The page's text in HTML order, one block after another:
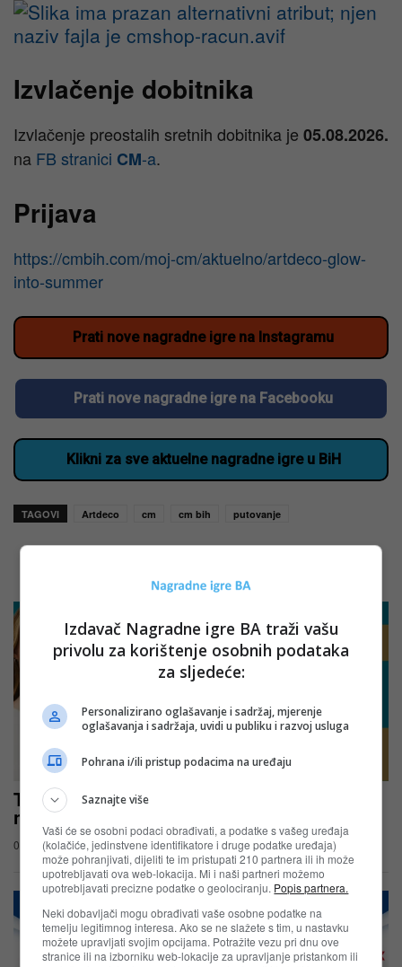
Izvlačenje dobitnika
Izvlačenje preostalih sretnih dobitnika je 05.08.2026.
na FB stranici CM-a.
Prijava
https://cmbih.com/moj-cm/aktuelno/artdeco-glow-
into-summer
Prati nove nagradne igre na Instagramu
Prati nove nagradne igre na Facebooku
Klikni za sve aktuelne nagradne igre u BiH
TAGOVI Artdeco cm cm bih putovanje
Tvoja kosa, tvoj OGX trenutak – OGX
nagradna igra u cm-u
03.08.2026
Izdavač Nagradne igre BA traži vašu
privolu za korištenje osobnih podataka
za sljedeće:
Personalizirano oglašavanje i sadržaj, mjerenje
oglašavanja i sadržaja, uvidi u publiku i razvoj usluga
Pohrana i/ili pristup podacima na uređaju
Saznajte više
Vaši će se osobni podaci obrađivati, a podatke s vašeg uređaja
(kolačiće, jedinstvene identifikatore i druge podatke uređaja)
može pohranjivati, dijeliti te im pristupati 210 partnera ili ih može
upotrebljavati ova web-lokacija. Mi i naši partneri možemo
upotrebljavati precizne podatke o geolociranju. Popis partnera.
Neki dobavljači mogu obrađivati vaše osobne podatke na
temelju legitimnog interesa. Ako se ne slažete s tim, u nastavku
možete upravljati svojim opcijama. Potražite vezu pri dnu ove
stranice ili na izborniku web-lokacije za upravljanje pristankom ili